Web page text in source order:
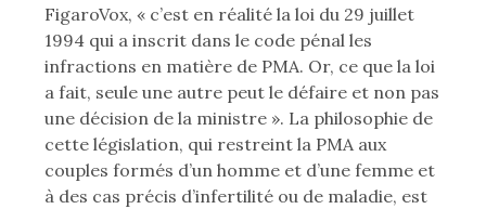
FigaroVox, « c’est en réalité la loi du 29 juillet
1994 qui a inscrit dans le code pénal les
infractions en matière de PMA. Or, ce que la loi
a fait, seule une autre peut le défaire et non pas
une décision de la ministre ». La philosophie de
cette législation, qui restreint la PMA aux
couples formés d’un homme et d’une femme et
à des cas précis d’infertilité ou de maladie, est